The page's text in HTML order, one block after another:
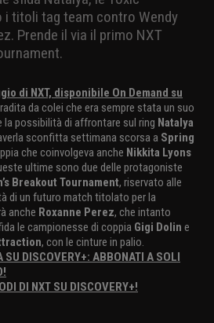
titoli tag team contro Wendy
Prende il via il primo NXT
di NXT, disponibile On Demand su
da colei che era sempre stata un suo
la possibilità di affrontare sul ring Natalya
sconfitta settimana scorsa a Spring
che coinvolgeva anche Nikkita Lyons
ultime sono due delle protagoniste
Breakout Tournament, riservato alle
di un futuro match titolato per la
anche Roxanne Perez, che intanto
le campionesse di coppia Gigi Dolin e
, con le cinture in palio.
SU DISCOVERY+: ABBONATI A SOLI
DI NXT SU DISCOVERY+!